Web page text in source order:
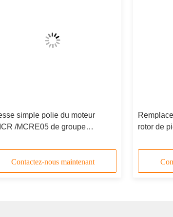
simple polie du moteur
/MCRE05 de groupe
Rotory
Contactez-nous maintenant
rotor de
groupe